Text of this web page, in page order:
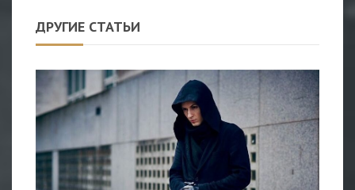
ДРУГИЕ СТАТЬИ